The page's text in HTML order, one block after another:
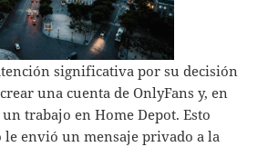
significativa por su decisión
una cuenta de OnlyFans y, en
trabajo en Home Depot. Esto
envió un mensaje privado a la